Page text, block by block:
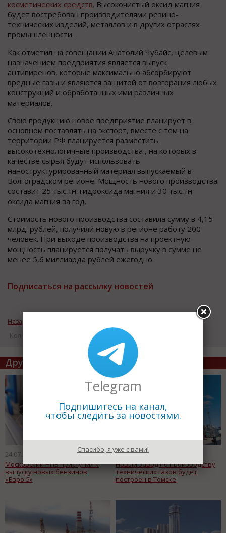
косметических средств. Высокочистый оксид магния
будет востребован производителями резино-
технических изделий, металлов и в других отраслях
промышленности .
Как отметил на совещании Анатолий Чубайс, целевым
назначением предприятия является выпуск
антипиренов, которые максимально абсорбируют
вредные газы и являются защитой от возгорания любых
конструкций и обработанных ими различных
материалов.
Свою продукцию новое предприятие планирует в
основном поставлять на экспорт, вместе с тем на
территории РФ планируется разместить
высокотехнологичные производства , на которых в
качестве сырья будут использовать
наноструктурированный материал выпускаемый в
Волгоградском регионе. Мощность нового производства
составит 25 тыс.тн. гидроксида магния и 30 тыс.тн
оксида магния за год.
Стоимость нового производства составила сумму в 4,15
млрд. рублей, получили новую в регионе работу 200
человек. При выходе производства на проектную
мощность планируется получать выручку в сумме не
менее 5,6 миллиарда рублей ежегодно .
Подписаться на рассылку новостей
Назад к рубрике «Отрасли и предприятия»
Кол-во просмотров: 17886
Другие статьи по теме
24.07.2015
Московский НПЗ приступил к
выпуску новых бензинов
«Евро-5»
17.07.2015
Новый завод по производству
технических газов будет
построен в Томске
Telegram
Подпишитесь на канал,
чтобы следить за новостями.
Спасибо, я уже с вами!